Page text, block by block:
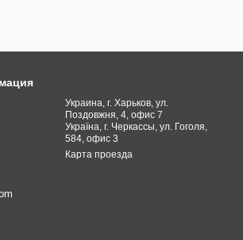
Украина, г. Харьков, ул.
Поздовжня, 4, офис 7
Україна, г. Черкассы, ул. Гоголя,
584, офис 3
Карта проезда